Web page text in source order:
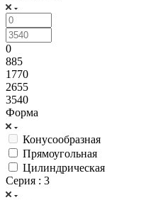
0
885
1770
2655
3540
Форма
Конусообразная
Прямоугольная
Цилиндрическая
Серия : 3